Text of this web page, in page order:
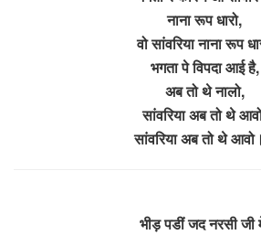
नाना रूप धारो,
वो सांवरिया नाना रूप
भगता पे विपदा आई है,
अब तो थे नालो,
सांवरिया अब तो थे
सांवरिया अब तो थे
भीड़ पडीं जद नरसी जी